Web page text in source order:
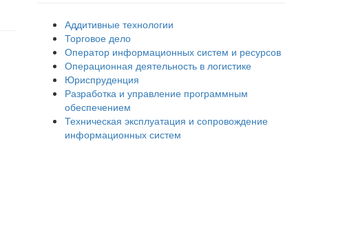
Аддитивные технологии
Торговое дело
Оператор информационных систем и ресурсов
Операционная деятельность в логистике
Юриспруденция
Разработка и управление программным
обеспечением
Техническая эксплуатация и сопровождение
информационных систем